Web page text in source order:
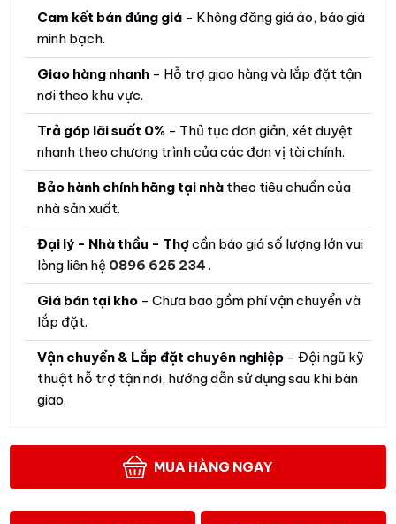
Cam kết bán đúng giá - Không đăng giá ảo, báo giá
minh bạch.
Giao hàng nhanh - Hỗ trợ giao hàng và lắp đặt tận
nơi theo khu vực.
Trả góp lãi suất 0% - Thủ tục đơn giản, xét duyệt
nhanh theo chương trình của các đơn vị tài chính.
Bảo hành chính hãng tại nhà theo tiêu chuẩn của
nhà sản xuất.
Đại lý - Nhà thầu - Thợcần báo giá số lượng lớn vui
lòng liên hệ 0896 625 234.
Giá bán tại kho - Chưa bao gồm phí vận chuyển và
lắp đặt.
Vận chuyển & Lắp đặt chuyên nghiệp - Đội ngũ kỹ
thuật hỗ trợ tận nơi, hướng dẫn sử dụng sau khi bàn
giao.
MUA HÀNG NGAY